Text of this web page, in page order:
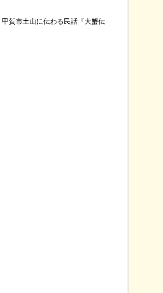
賀市土山に伝わる民話『大蟹伝